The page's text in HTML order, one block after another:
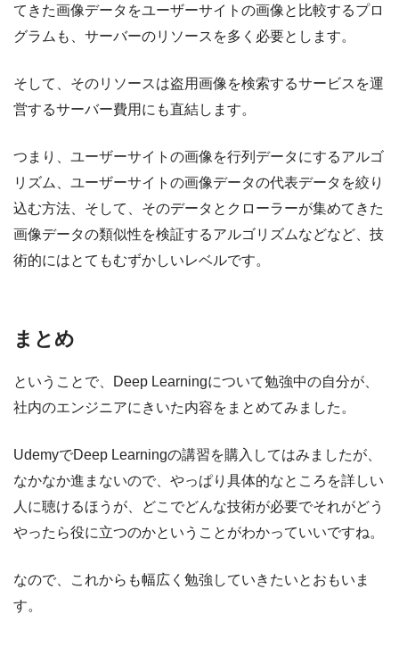
てきた画像データをユーザーサイトの画像と比較するプロ
グラムも、サーバーのリソースを多く必要とします。
そして、そのリソースは盗用画像を検索するサービスを運
営するサーバー費用にも直結します。
つまり、ユーザーサイトの画像を行列データにするアルゴ
リズム、ユーザーサイトの画像データの代表データを絞り
込む方法、そして、そのデータとクローラーが集めてきた
画像データの類似性を検証するアルゴリズムなどなど、技
術的にはとてもむずかしいレベルです。
まとめ
ということで、Deep Learningについて勉強中の自分が、
社内のエンジニアにきいた内容をまとめてみました。
UdemyでDeep Learningの講習を購入してはみましたが、
なかなか進まないので、やっぱり具体的なところを詳しい
人に聴けるほうが、どこでどんな技術が必要でそれがどう
やったら役に立つのかということがわかっていいですね。
なので、これからも幅広く勉強していきたいとおもいま
す。